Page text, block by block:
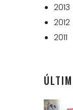
2013
2012
2011